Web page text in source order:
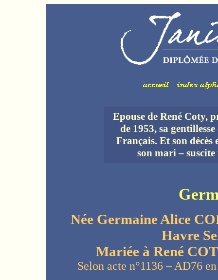
Epouse de René Coty,
de 1953, sa
Français. Et son
son mari –
Née Germaine Alice
Havre
Mariée à René
Selon acte n°1136 – AD76